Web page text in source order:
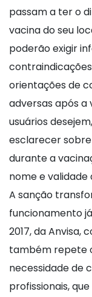
passam a ter o
vacina do seu
poderão exigir
orientações de
adversas após a
usuários
esclarecer
durante a
nome e validade
A sanção
funcionamento
2017, da Anvisa,
também repete
necessidade de
profissionais,